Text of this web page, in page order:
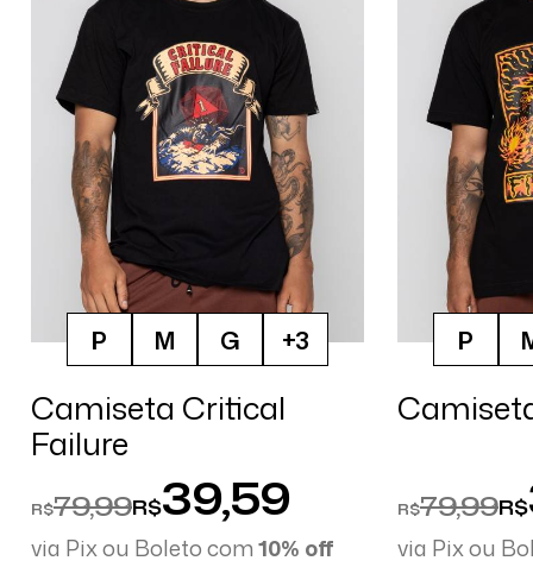
P M G +3
Camiseta Critical
Failure
R$79,99R$39,59
via Pix ou Boleto com10% off
P
R$79,99R$
via Pix ou